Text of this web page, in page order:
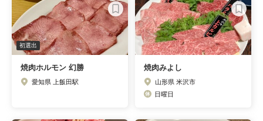
初選出
焼肉ホルモン 幻勝
愛知県 上飯田駅
焼肉みよし
山形県 米沢市
日曜日